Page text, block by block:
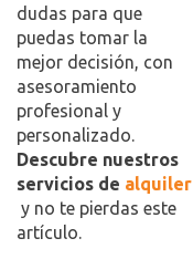
dudas para que
puedas tomar la
mejor decisión, con
asesoramiento
profesional y
personalizado.
Descubre nuestros
servicios de alquiler
y no te pierdas este
artículo.